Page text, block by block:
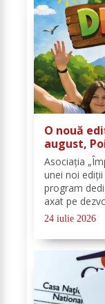
O nouă
august,
Asociația
unei noi
program
axat pe
outdoor și
cu sens, nu
24 iulie 2026